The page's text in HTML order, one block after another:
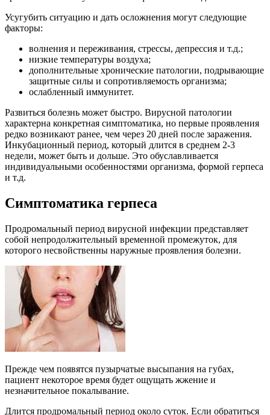
Усугубить ситуацию и дать осложнения могут следующие
факторы:
волнения и переживания, стрессы, депрессия и т.д.;
низкие температуры воздуха;
дополнительные хронические патологии, подрывающие
защитные силы и сопротивляемость организма;
ослабленный иммунитет.
Развиться болезнь может быстро. Вирусной патологии
характерна конкретная симптоматика, но первые проявления
редко возникают ранее, чем через 20 дней после заражения.
Инкубационный период, который длится в среднем 2-3
недели, может быть и дольше. Это обуславливается
индивидуальными особенностями организма, формой герпеса
и т.д.
Симптоматика герпеса
Продромальный период вирусной инфекции представляет
собой непродолжительный временной промежуток, для
которого несвойственны наружные проявления болезни.
Прежде чем появятся пузырчатые высыпания на губах,
пациент некоторое время будет ощущать жжение и
незначительное покалывание.
Длится продромальный период около суток. Если обратиться